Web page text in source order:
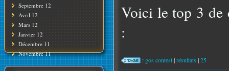
Septembre 12
Avril 12
Mars 12
Janvier 12
Décembre 11
Novembre 11
Voici le top 3 de
:
: gos contest|résultats |25